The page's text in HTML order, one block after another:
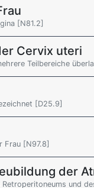
[N81.2]
Cervix uteri
Teilbereiche
[D25.9]
Frau [N97.8]
der
und